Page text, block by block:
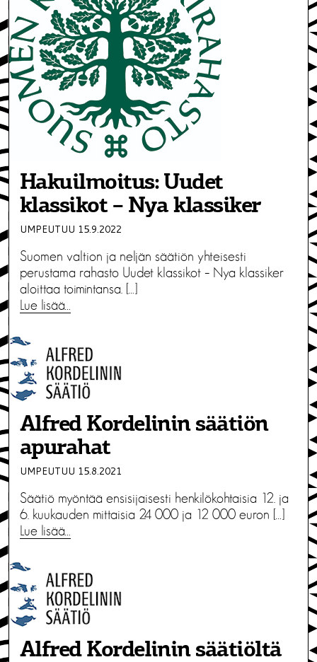
Hakuilmoitus: Uudet
klassikot – Nya klassiker
UMPEUTUU 15.9.2022
Suomen valtion ja neljän säätiön yhteisesti
perustama rahasto Uudet klassikot – Nya klassiker
aloittaa toimintansa. […]
Lue lisää…
Alfred Kordelinin säätiön
apurahat
UMPEUTUU 15.8.2021
Säätiö myöntää ensisijaisesti henkilökohtaisia 12. ja
6. kuukauden mittaisia 24 000 ja 12 000 euron […]
Lue lisää…
Alfred Kordelinin säätiöltä